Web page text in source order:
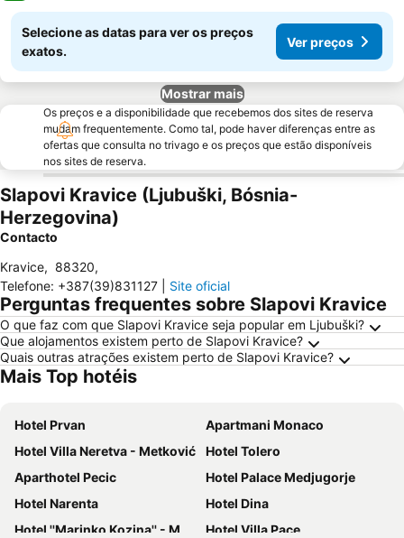
Selecione as datas para ver os preços
exatos.
Ver preços
Mostrar mais
Os preços e a disponibilidade que recebemos dos sites de reserva
mudam frequentemente. Como tal, pode haver diferenças entre as
ofertas que consulta no trivago e os preços que estão disponíveis
nos sites de reserva.
Slapovi Kravice (Ljubuški, Bósnia-
Herzegovina)
Contacto
Kravice, 88320,
Telefone: +387(39)831127 Site oficial
Perguntas frequentes sobre Slapovi Kravice
O que faz com que Slapovi Kravice seja popular em Ljubuški?
Que alojamentos existem perto de Slapovi Kravice?
Quais outras atrações existem perto de Slapovi Kravice?
Mais Top hotéis
Hotel Prvan
Apartmani Monaco
Hotel Villa Neretva - Metković
Hotel Tolero
Aparthotel Pecic
Hotel Palace Medjugorje
Hotel Narenta
Hotel Dina
Hotel ''Marinko Kozina'' - Medjugorje
Hotel Villa Pace